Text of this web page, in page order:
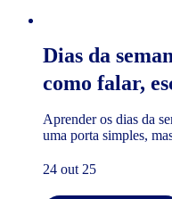
Dias da
como falar,
Aprender os dias da
uma porta simples,
24 out 25